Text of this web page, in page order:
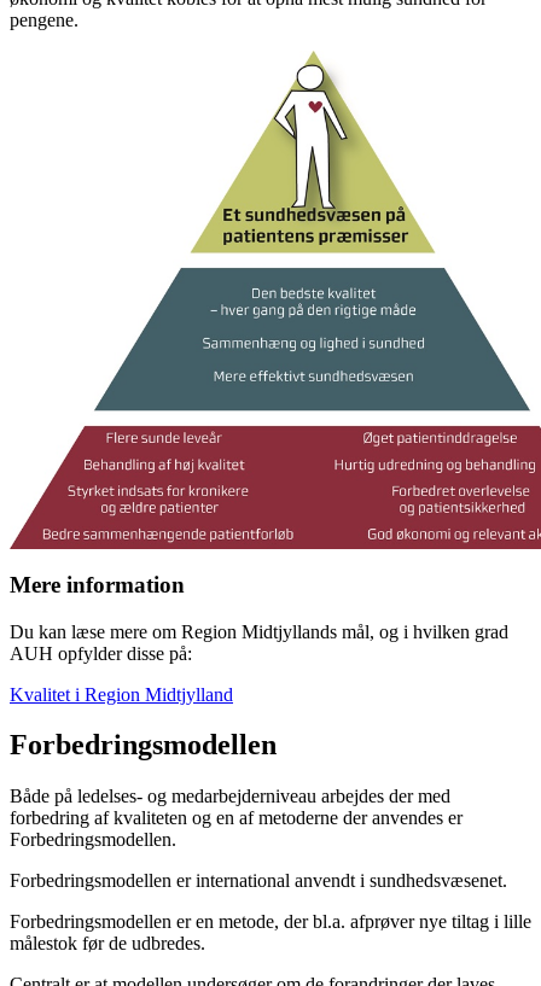
pengene.
Mere information
Du kan læse mere om Region Midtjyllands mål, og i hvilken grad
AUH opfylder disse på:
Kvalitet i Region Midtjylland
Forbedringsmodellen
Både på ledelses- og medarbejderniveau arbejdes der med
forbedring af kvaliteten og en af metoderne der anvendes er
Forbedringsmodellen.
Forbedringsmodellen er international anvendt i sundhedsvæsenet.
Forbedringsmodellen er en metode, der bl.a. afprøver nye tiltag i lille
målestok før de udbredes.